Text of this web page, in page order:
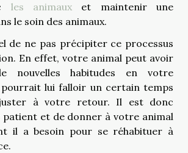
les animaux et maintenir une
le soin des animaux.
de ne pas précipiter ce processus
En effet, votre animal peut avoir
nouvelles habitudes en votre
pourrait lui falloir un certain temps
à votre retour. Il est donc
et de donner à votre animal
il a besoin pour se réhabituer à